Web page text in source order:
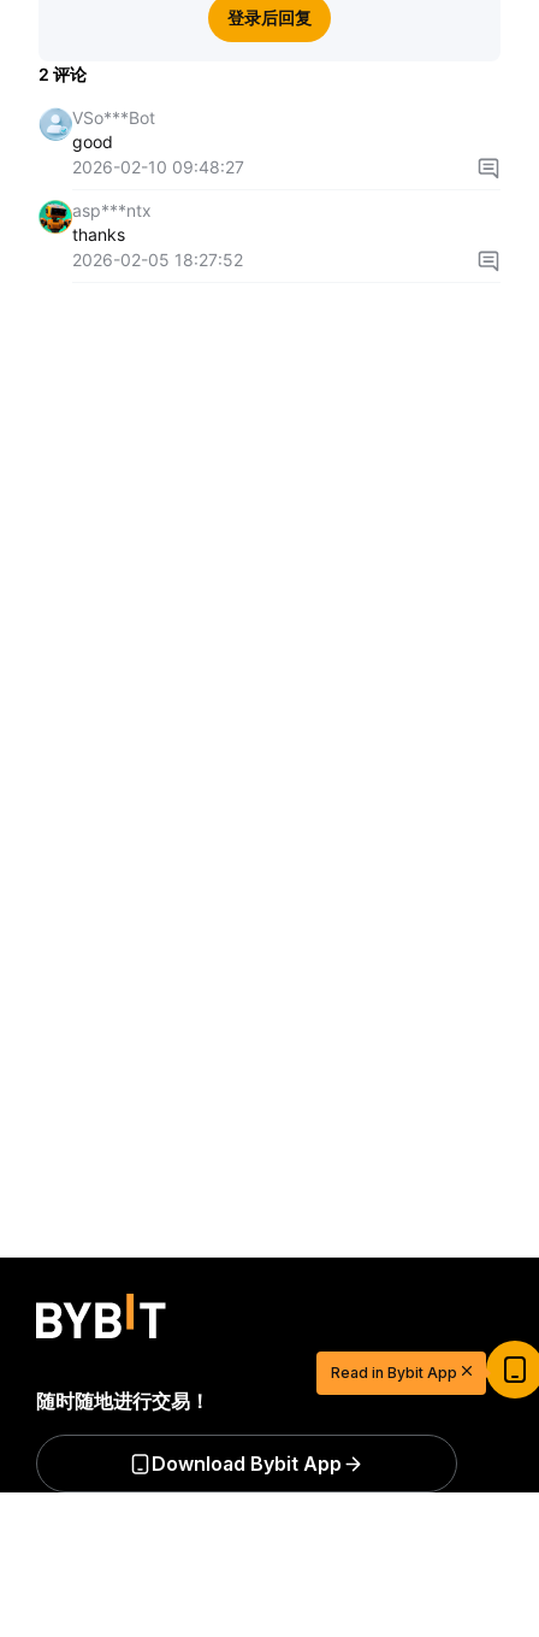
登录后回复
2 评论
VSo***Bot
good
2026-02-10 09:48:27
asp***ntx
thanks
2026-02-05 18:27:52
随时随地进行交易！
Download Bybit App
Read in Bybit App